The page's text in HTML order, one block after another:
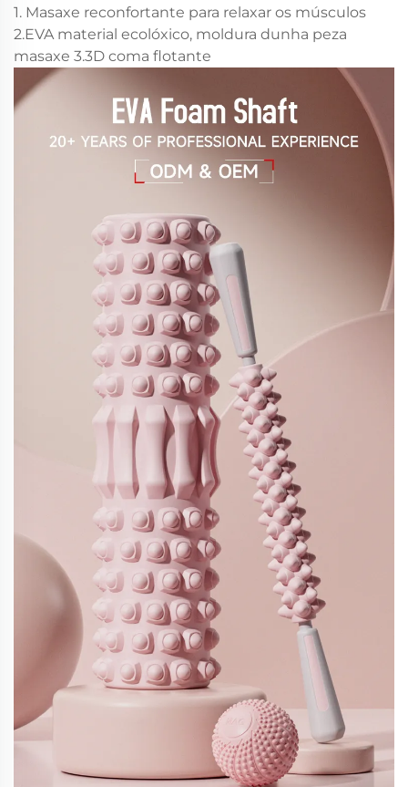
1. Masaxe reconfortante para relaxar os músculos
2.EVA material ecolóxico, moldura dunha peza
masaxe 3.3D coma flotante